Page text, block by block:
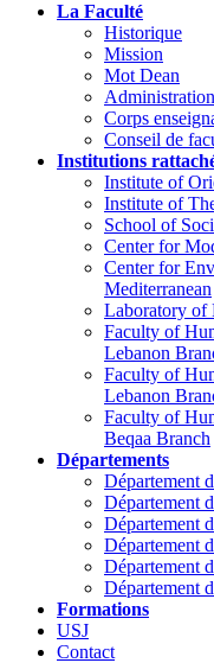
La Faculté
Historique
Mission
Mot Dean
Administration
Corps
Conseil de
Institutions
Institute of
Institute of
School of
Center for
Center for
Mediterranean
Laboratory of
Faculty of
Lebanon
Faculty of
Lebanon
Faculty of
Beqaa Branch
Départements
Département
Département
Département
Département
Département
Département
Formations
USJ
Contact